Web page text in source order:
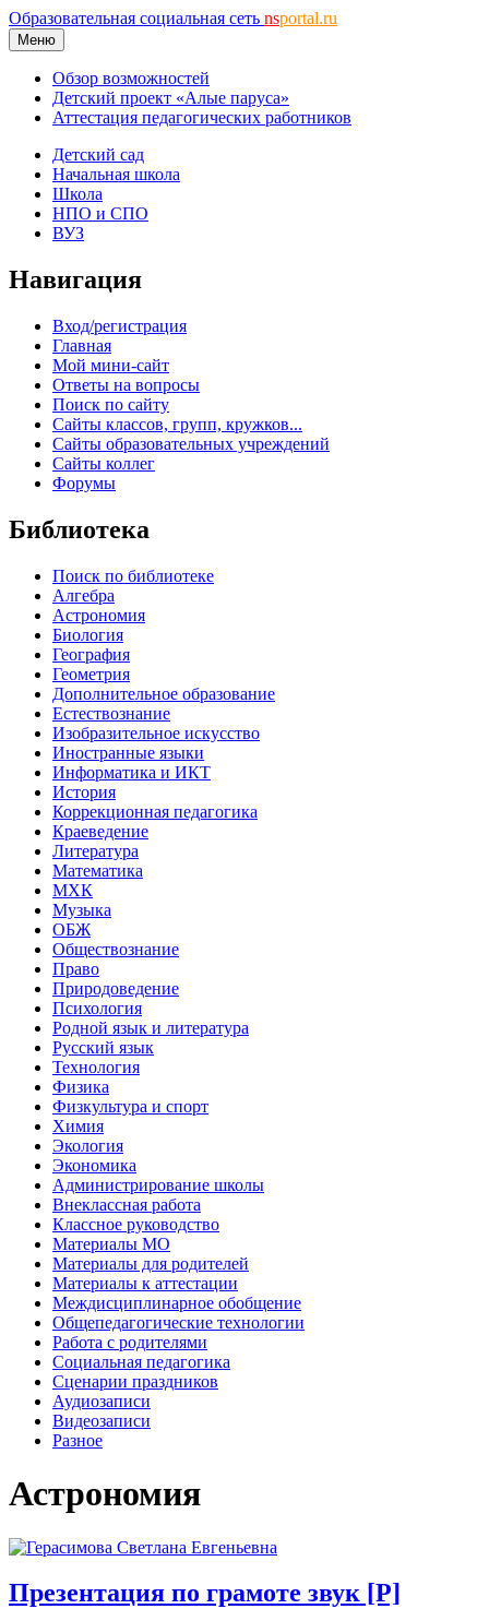
Образовательная социальная сеть nsportal.ru
Меню
Обзор возможностей
Детский проект «Алые паруса»
Аттестация педагогических работников
Детский сад
Начальная школа
Школа
НПО и СПО
ВУЗ
Навигация
Вход/регистрация
Главная
Мой мини-сайт
Ответы на вопросы
Поиск по сайту
Сайты классов, групп, кружков...
Сайты образовательных учреждений
Сайты коллег
Форумы
Библиотека
Поиск по библиотеке
Алгебра
Астрономия
Биология
География
Геометрия
Дополнительное образование
Естествознание
Изобразительное искусство
Иностранные языки
Информатика и ИКТ
История
Коррекционная педагогика
Краеведение
Литература
Математика
МХК
Музыка
ОБЖ
Обществознание
Право
Природоведение
Психология
Родной язык и литература
Русский язык
Технология
Физика
Физкультура и спорт
Химия
Экология
Экономика
Администрирование школы
Внеклассная работа
Классное руководство
Материалы МО
Материалы для родителей
Материалы к аттестации
Междисциплинарное обобщение
Общепедагогические технологии
Работа с родителями
Социальная педагогика
Сценарии праздников
Аудиозаписи
Видеозаписи
Разное
Астрономия
Презентация по грамоте звук [Р]